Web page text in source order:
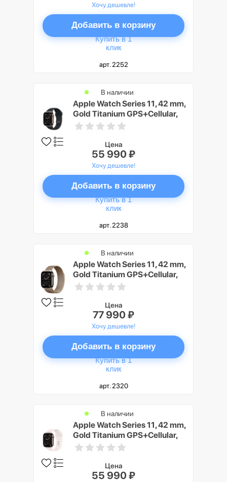
Хочу дешевле!
Добавить в корзину
Купить в 1
клик
арт. 2252
Apple Watch Series 11, 42 mm,
Gold Titanium GPS+Cellular,
Black Sport Band S/M
В наличии
Цена
55 990 ₽
Хочу дешевле!
Добавить в корзину
Купить в 1
клик
арт. 2238
Apple Watch Series 11, 42 mm,
Gold Titanium GPS+Cellular,
Gold Milanese Loop
В наличии
Цена
77 990 ₽
Хочу дешевле!
Добавить в корзину
Купить в 1
клик
арт. 2320
Apple Watch Series 11, 42 mm,
Gold Titanium GPS+Cellular,
Light Blush Sport Band M/L
В наличии
Цена
55 990 ₽